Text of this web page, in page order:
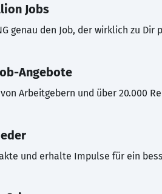
Jobs
genau den Job, der wirklich zu Dir
Angebote
Arbeitgebern und über 20.000
und erhalte Impulse für ein